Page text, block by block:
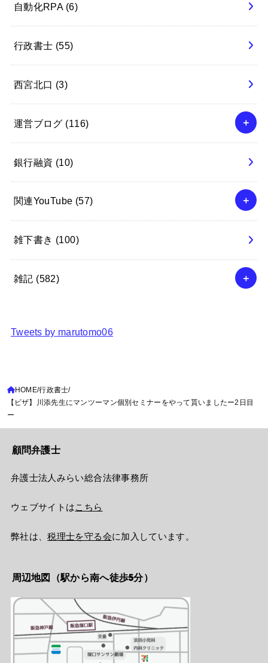
自動化RPA (6)
行政書士 (55)
西宮北口 (3)
運営ブログ (116)
銀行融資 (10)
関連YouTube (57)
雑下書き (100)
雑記 (582)
Tweets by marutomo06
HOME 行政書士
【ビザ】川添先生にマンツーマン個別セミナーをやって貰いましたー2日目
ー
顧問弁護士
弁護士法人みらい総合法律事務所
ウェブサイトはこちら
弊社は、税理士を守る会に加入しています。
周辺地図（駅から南へ徒歩5分）